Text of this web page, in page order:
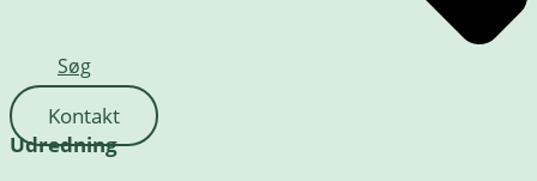
Søg
Kontakt
Udredning